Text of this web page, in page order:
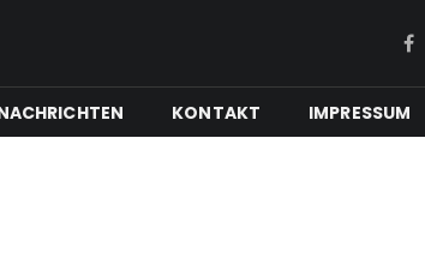
KONTAKT IMPRESSUM